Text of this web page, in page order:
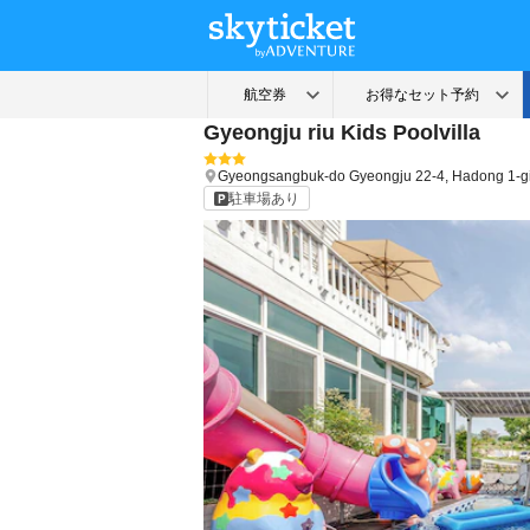
Gyeongju riu Kids Poolvilla
Gyeongsangbuk-do Gyeongju 22-4, Hadong 1-
駐車場あり